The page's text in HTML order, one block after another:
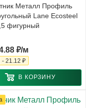
Металл Профиль
Lane Ecosteel
фигурный
₽/м
- 21.12 ₽
В КОРЗИНУ